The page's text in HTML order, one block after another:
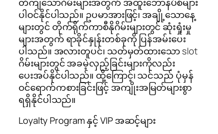
တိကျသောဂိမ်းများအတွက် အထူးဘောနပ်စ်များ
ပါဝင်နိုင်ပါသည်။ ဥပမာအားဖြင့်၊ အချို့သောနေ့
များတွင် တိုက်ရိုက်ကာစီနိုဂိမ်းများတွင် ဆုံးရှုံးမှု
များအတွက် ရာခိုင်နှုန်းတစ်ခုကို ပြန်အမ်းပေး
ပါသည်။ အလားတူပင်၊ သတ်မှတ်ထားသော slot
ဂိမ်းများတွင် အခမဲ့လှည့်ခြင်းများကိုလည်း
ပေးအပ်နိုင်ပါသည်။ ထို့ကြောင့်၊ သင်သည် ပုံမှန်
ဝင်ရောက်ကစားခြင်းဖြင့် အကျိုးအမြတ်များစွာ
ရရှိနိုင်ပါသည်။
Loyalty Program နှင့် VIP အဆင့်များ